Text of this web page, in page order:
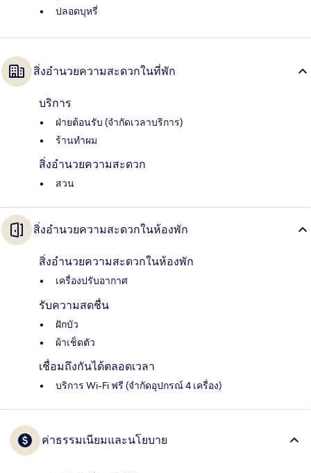
ปลอดบุหรี่
สิ่งอำนวยความสะดวกในที่พัก
บริการ
ฝ่ายต้อนรับ (จำกัดเวลาบริการ)
ร้านทำผม
สิ่งอำนวยความสะดวก
สวน
สิ่งอำนวยความสะดวกในห้องพัก
สิ่งอำนวยความสะดวกในห้องพัก
เครื่องปรับอากาศ
รับความสดชื่น
ฝักบัว
ผ้าเช็ดตัว
เชื่อมถึงกันได้ตลอดเวลา
บริการ Wi-Fi ฟรี (จำกัดอุปกรณ์ 4 เครื่อง)
ค่าธรรมเนียมและนโยบาย